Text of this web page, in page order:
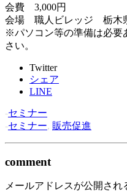
会費 3,000円
会場 職人ビレッジ 栃木
※パソコン等の準備は必要
さい。
Twitter
シェア
LINE
-セミナー
-セミナー, 販売促進
comment
メールアドレスが公開され